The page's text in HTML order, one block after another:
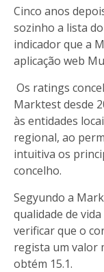
Cinco anos
sozinho a lista
indicador que a
aplicação web
Os ratings
Marktest desde
às entidades
regional, ao
intuitiva os
concelho.
Segyundo a
qualidade de
verificar que o
regista um valor
obtém 15.1.